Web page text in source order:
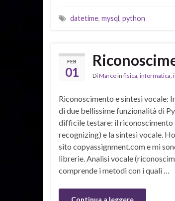
datetime, mysql, python
FEB
01 DiMarcoin fisica, informatica,
Riconoscimento e sintesi vocale:
di due bellissime funzionalità di
difficile testare: il riconoscimento
recognizing) e la sintesi vocale.
sito copyassignment.com e mi
librerie. Analisi vocale
comprende i metodi con i quali …
Continua a leggere